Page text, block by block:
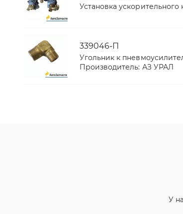
Установка
339046-П
Угольник к
Производитель: АЗ УРАЛ
У